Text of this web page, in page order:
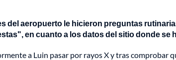
del aeropuerto le hicieron preguntas
en cuanto a los datos del sitio donde se
a Luin pasar por rayos X y tras comprobar